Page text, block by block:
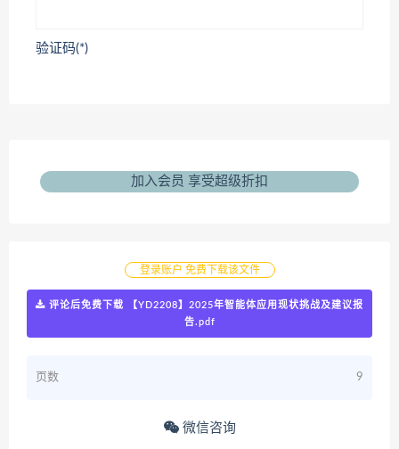
验证码(*)
加入会员 享受超级折扣
登录账户 免费下载该文件
评论后免费下载 【YD2208】2025年智能体应用现状挑战及建议报
告.pdf
页数 9
微信咨询